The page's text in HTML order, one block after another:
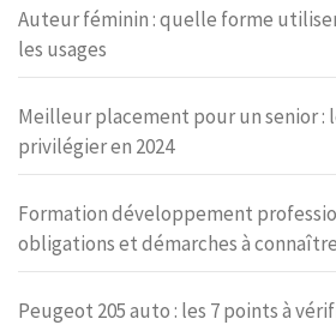
Auteur féminin : quelle forme
les usages
Meilleur placement pour un senior :
privilégier en 2024
Formation développement
obligations et démarches à connaître
Peugeot 205 auto : les 7 points à